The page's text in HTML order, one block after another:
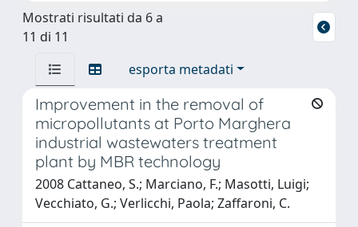
Mostrati risultati da 6 a
11 di 11
esporta metadati
Improvement in the removal of
micropollutants at Porto Marghera
industrial wastewaters treatment
plant by MBR technology
2008 Cattaneo, S.; Marciano, F.; Masotti, Luigi;
Vecchiato, G.; Verlicchi, Paola; Zaffaroni, C.